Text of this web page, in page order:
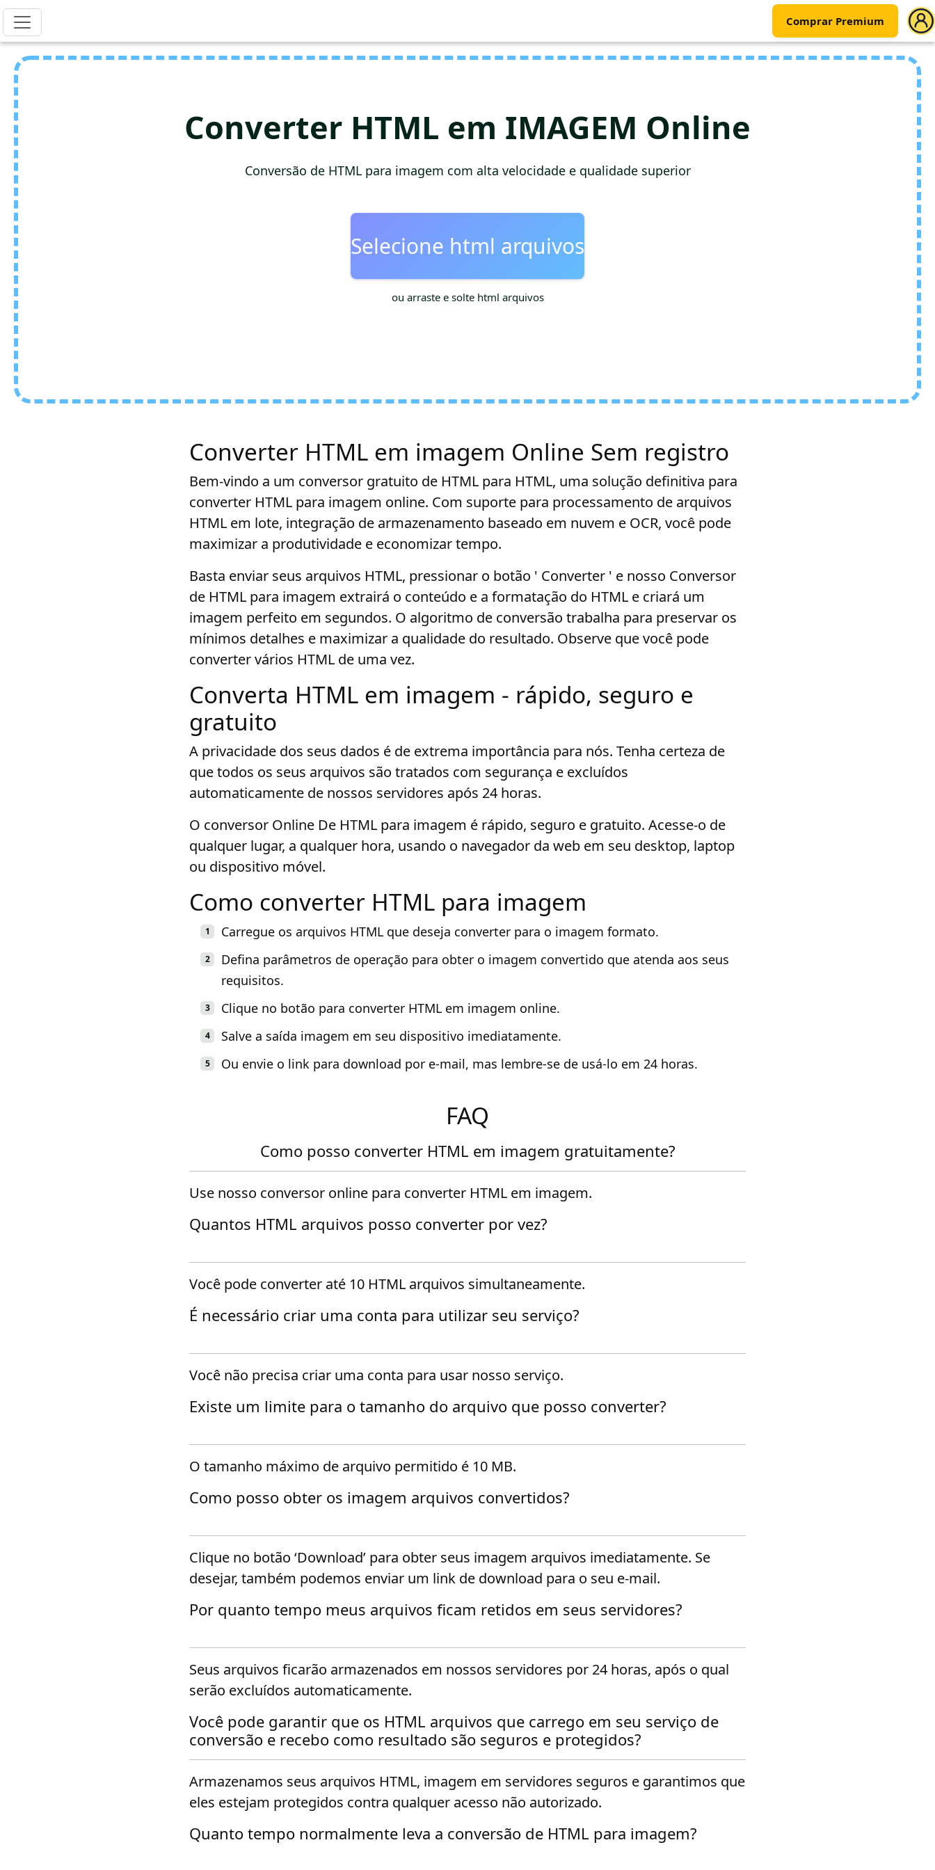
Comprar Premium
Converter HTML em IMAGEM Online
Conversão de HTML para imagem com alta velocidade e qualidade superior
Selecione html arquivos
ou arraste e solte html arquivos
Converter HTML em imagem Online Sem registro
Bem-vindo a um conversor gratuito de HTML para HTML, uma solução definitiva para
converter HTML para imagem online. Com suporte para processamento de arquivos
HTML em lote, integração de armazenamento baseado em nuvem e OCR, você pode
maximizar a produtividade e economizar tempo.
Basta enviar seus arquivos HTML, pressionar o botão ' Converter ' e nosso Conversor
de HTML para imagem extrairá o conteúdo e a formatação do HTML e criará um
imagem perfeito em segundos. O algoritmo de conversão trabalha para preservar os
mínimos detalhes e maximizar a qualidade do resultado. Observe que você pode
converter vários HTML de uma vez.
Converta HTML em imagem - rápido, seguro e
gratuito
A privacidade dos seus dados é de extrema importância para nós. Tenha certeza de
que todos os seus arquivos são tratados com segurança e excluídos
automaticamente de nossos servidores após 24 horas.
O conversor Online De HTML para imagem é rápido, seguro e gratuito. Acesse-o de
qualquer lugar, a qualquer hora, usando o navegador da web em seu desktop, laptop
ou dispositivo móvel.
Como converter HTML para imagem
Carregue os arquivos HTML que deseja converter para o imagem formato.
Defina parâmetros de operação para obter o imagem convertido que atenda aos seus
requisitos.
Clique no botão para converter HTML em imagem online.
Salve a saída imagem em seu dispositivo imediatamente.
Ou envie o link para download por e-mail, mas lembre-se de usá-lo em 24 horas.
FAQ
Como posso converter HTML em imagem gratuitamente?
Use nosso conversor online para converter HTML em imagem.
Quantos HTML arquivos posso converter por vez?
Você pode converter até 10 HTML arquivos simultaneamente.
É necessário criar uma conta para utilizar seu serviço?
Você não precisa criar uma conta para usar nosso serviço.
Existe um limite para o tamanho do arquivo que posso converter?
O tamanho máximo de arquivo permitido é 10 MB.
Como posso obter os imagem arquivos convertidos?
Clique no botão ‘Download’ para obter seus imagem arquivos imediatamente. Se
desejar, também podemos enviar um link de download para o seu e-mail.
Por quanto tempo meus arquivos ficam retidos em seus servidores?
Seus arquivos ficarão armazenados em nossos servidores por 24 horas, após o qual
serão excluídos automaticamente.
Você pode garantir que os HTML arquivos que carrego em seu serviço de
conversão e recebo como resultado são seguros e protegidos?
Armazenamos seus arquivos HTML, imagem em servidores seguros e garantimos que
eles estejam protegidos contra qualquer acesso não autorizado.
Quanto tempo normalmente leva a conversão de HTML para imagem?